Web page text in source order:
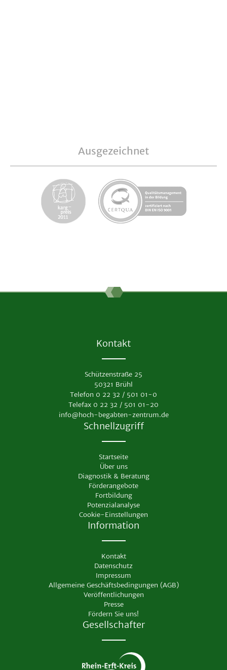
Ausgezeichnet
Kontakt
Schützenstraße 25
50321 Brühl
Telefon 0 22 32 / 501 01-0
Telefax 0 22 32 / 501 01-20
info@hoch-begabten-zentrum.de
Schnellzugriff
Startseite
Über uns
Diagnostik & Beratung
Förderangebote
Fortbildung
Potenzialanalyse
Cookie-Einstellungen
Information
Kontakt
Datenschutz
Impressum
Allgemeine Geschäftsbedingungen (AGB)
Veröffentlichungen
Presse
Fördern Sie uns!
Gesellschafter